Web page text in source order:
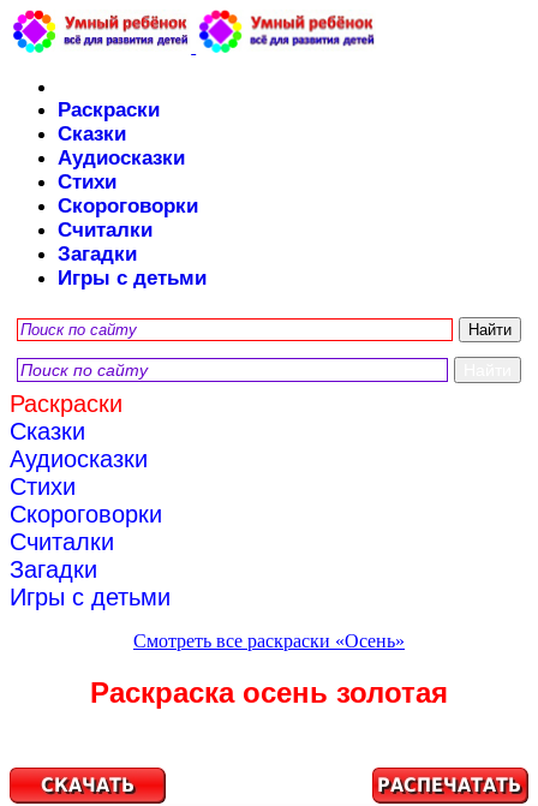
Раскраски
Сказки
Аудиосказки
Стихи
Скороговорки
Считалки
Загадки
Игры с детьми
Раскраски
Сказки
Аудиосказки
Стихи
Скороговорки
Считалки
Загадки
Игры с детьми
Смотреть все раскраски «Осень»
Раскраска осень золотая